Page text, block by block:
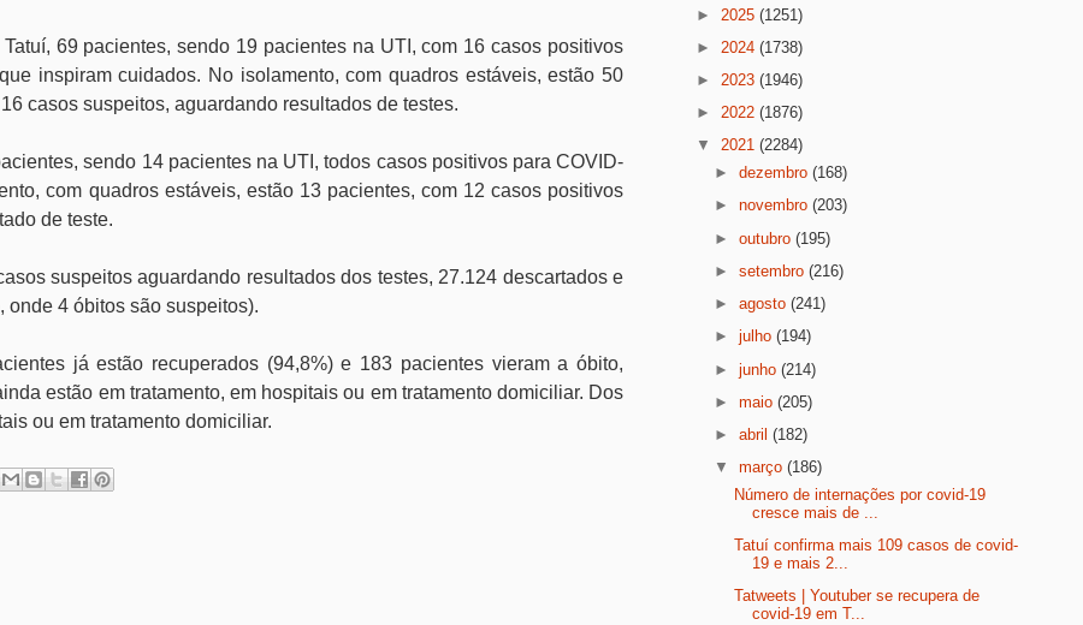
69 pacientes, sendo 19 pacientes na UTI, com 16 casos positivos
inspiram cuidados. No isolamento, com quadros estáveis, estão 50
casos suspeitos, aguardando resultados de testes.
sendo 14 pacientes na UTI, todos casos positivos para COVID-
com quadros estáveis, estão 13 pacientes, com 12 casos positivos
de teste.
suspeitos aguardando resultados dos testes, 27.124 descartados e
4 óbitos são suspeitos).
já estão recuperados (94,8%) e 183 pacientes vieram a óbito,
estão em tratamento, em hospitais ou em tratamento domiciliar. Dos
ou em tratamento domiciliar.
► 2025 (1251)
► 2024 (1738)
► 2023 (1946)
► 2022 (1876)
▼ 2021 (2284)
►dezembro(168)
►novembro(203)
►outubro(195)
►setembro(216)
►agosto(241)
►julho(194)
►junho(214)
►maio(205)
►abril(182)
▼março(186)
Número de internações por covid-19
cresce mais de ...
Tatuí confirma mais 109 casos de covid-
19 e mais 2...
Tatweets | Youtuber se recupera de
covid-19 em T...